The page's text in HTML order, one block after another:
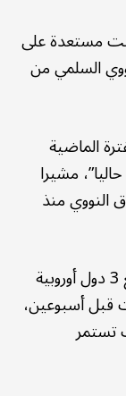
مستعدة علی
السلمي من
الماضية
مشيرا
النووي منذ
وحسب عراقجي، تجري إيران مشاورات مع 3 دول أوروبية
قبل أسبوعین،
تستمر